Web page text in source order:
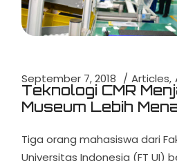
September 7, 2018 Articles
Teknologi CMR
Museum Lebih
Tiga orang mahasiswa dari
Universitas Indonesia (FT UI)